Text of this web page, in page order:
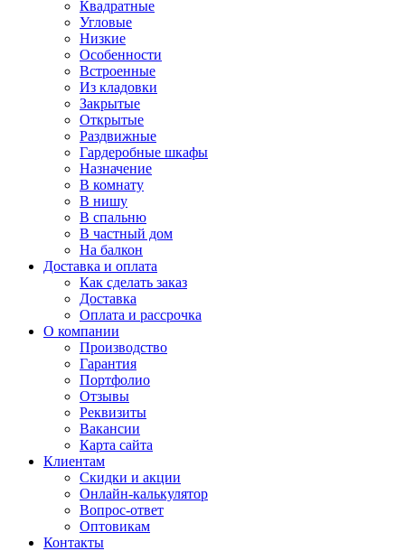
Квадратные
Угловые
Низкие
Особенности
Встроенные
Из кладовки
Закрытые
Открытые
Раздвижные
Гардеробные шкафы
Назначение
В комнату
В нишу
В спальню
В частный дом
На балкон
Доставка и оплата
Как сделать заказ
Доставка
Оплата и рассрочка
О компании
Производство
Гарантия
Портфолио
Отзывы
Реквизиты
Вакансии
Карта сайта
Клиентам
Скидки и акции
Онлайн-калькулятор
Вопрос-ответ
Оптовикам
Контакты